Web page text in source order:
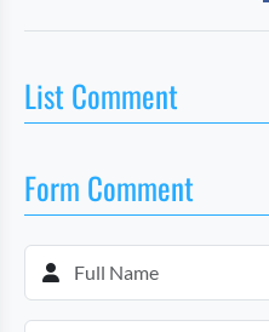
List Comment
Form Comment